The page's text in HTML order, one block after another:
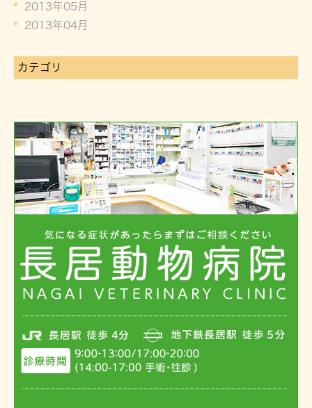
2013年05月
2013年04月
カテゴリ